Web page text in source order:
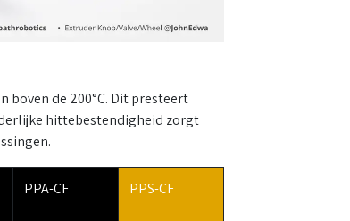
boven de 200°C. Dit presteert
hittebestendigheid zorgt
PPA-CF PPS-CF